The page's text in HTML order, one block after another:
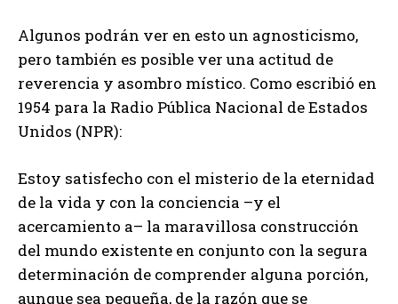
Algunos podrán ver en esto un agnosticismo,
pero también es posible ver una actitud de
reverencia y asombro místico. Como escribió en
1954 para la Radio Pública Nacional de Estados
Unidos (NPR):
Estoy satisfecho con el misterio de la eternidad
de la vida y con la conciencia –y el
acercamiento a– la maravillosa construcción
del mundo existente en conjunto con la segura
determinación de comprender alguna porción,
aunque sea pequeña, de la razón que se